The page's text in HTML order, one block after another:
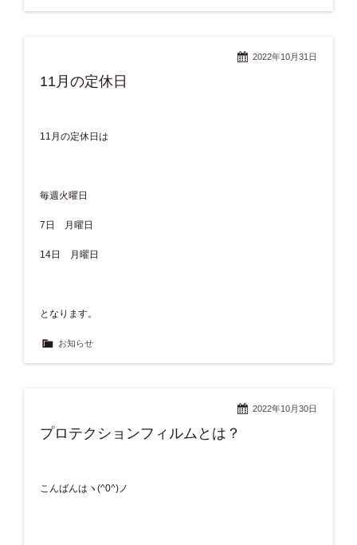
2022年10月31日
11月の定休日
11月の定休日は
毎週火曜日
7日 月曜日
14日 月曜日
となります。
お知らせ
2022年10月30日
プロテクションフィルムとは？
こんばんはヽ(^0^)ノ